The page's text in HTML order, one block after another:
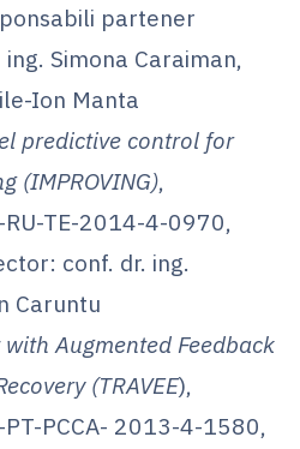
partener
Simona Caraiman,
Ion Manta
predictive control for
(IMPROVING),
RU-TE-2014-4-0970,
conf. dr. ing.
Caruntu
Augmented Feedback
(TRAVEE),
PT-PCCA- 2013-4-1580,